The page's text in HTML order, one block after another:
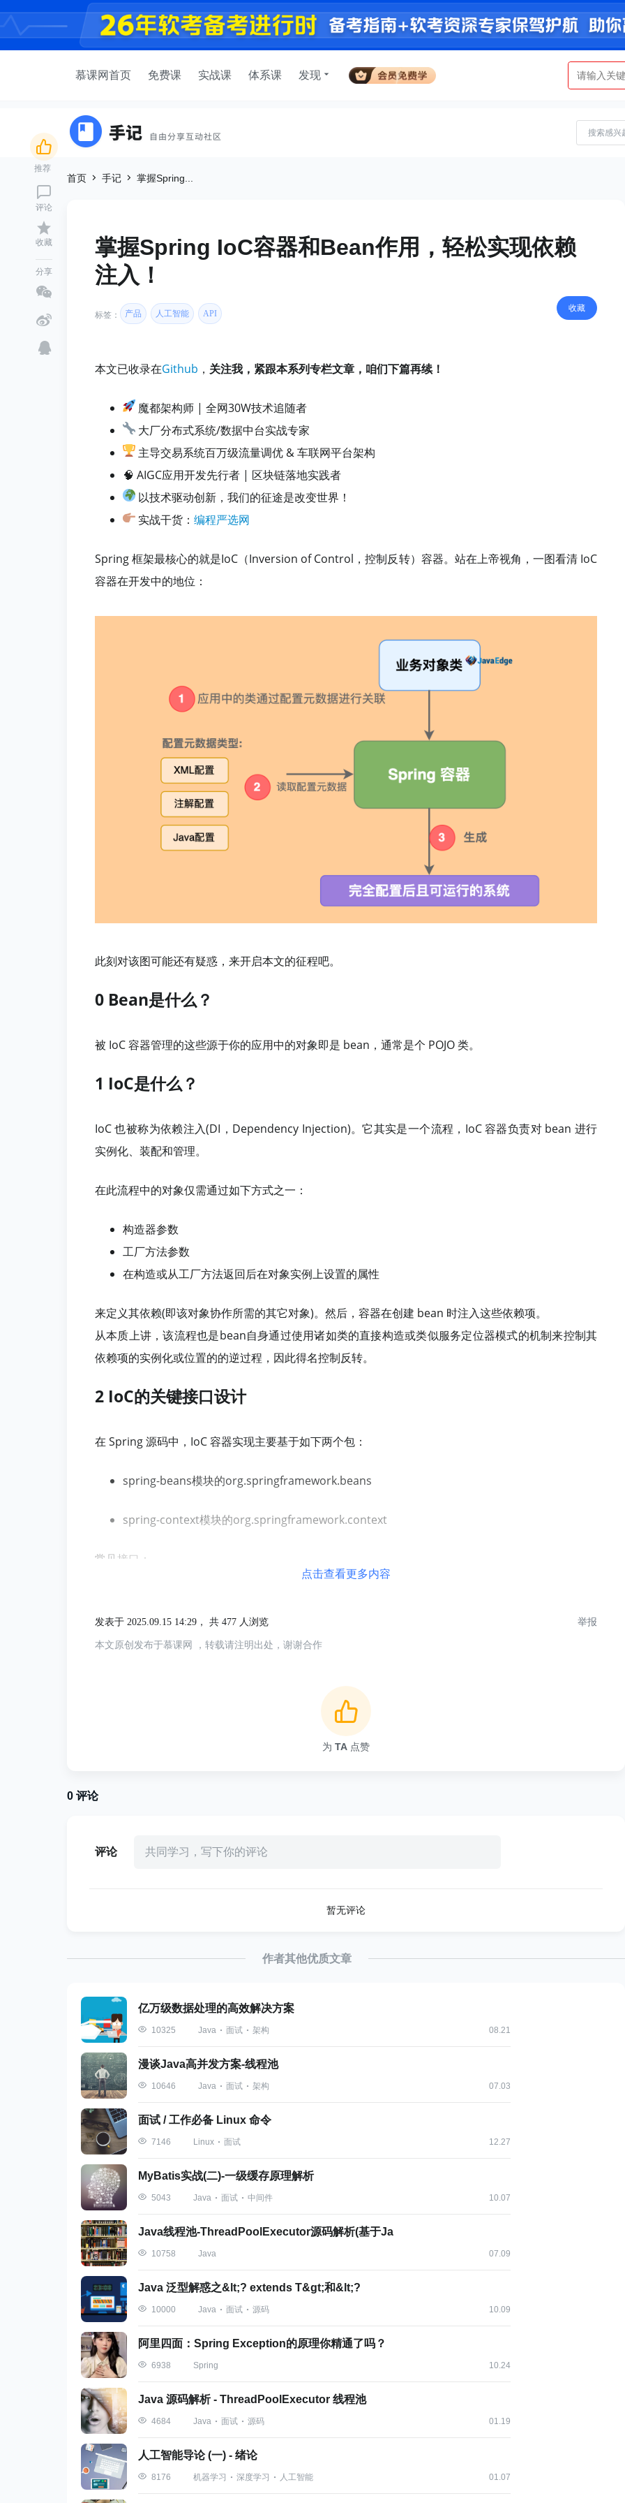
慕课网首页 免费课 实战课 体系课 发现
首页 手记 掌握Spring...
推荐
评论
收藏
分享
掌握Spring IoC容器和Bean作用，轻松实现依赖
注入！
标签： 产品 人工智能 API
收藏
本文已收录在Github ， 关注我，紧跟本系列专栏文章，咱们下篇再续！
魔都架构师 | 全网30W技术追随者
大厂分布式系统/数据中台实战专家
主导交易系统百万级流量调优 & 车联网平台架构
🧠 AIGC应用开发先行者 | 区块链落地实践者
以技术驱动创新，我们的征途是改变世界！
实战干货： 编程严选网
Spring 框架最核心的就是IoC（Inversion of Control，控制反转）容器。站在上帝视角，一图看清 IoC
容器在开发中的地位：
此刻对该图可能还有疑惑，来开启本文的征程吧。
0 Bean是什么？
被 IoC 容器管理的这些源于你的应用中的对象即是 bean，通常是个 POJO 类。
1 IoC是什么？
IoC 也被称为依赖注入(DI，Dependency Injection)。它其实是一个流程，IoC 容器负责对 bean 进行
实例化、装配和管理。
在此流程中的对象仅需通过如下方式之一：
构造器参数
工厂方法参数
在构造或从工厂方法返回后在对象实例上设置的属性
来定义其依赖(即该对象协作所需的其它对象)。然后，容器在创建 bean 时注入这些依赖项。
从本质上讲，该流程也是bean自身通过使用诸如类的直接构造或类似服务定位器模式的机制来控制其
依赖项的实例化或位置的的逆过程，因此得名控制反转。
2 IoC的关键接口设计
在 Spring 源码中，IoC 容器实现主要基于如下两个包：
spring-beans模块的org.springframework.beans
spring-context模块的org.springframework.context
常见接口：
2.1 BeanFactory
提供了配置框架和基本功能。别看它其貌不扬，实则是种高级的配置机制，能够管理任意类型的对象。
2.2 ApplicationContext
BeanFactory 的子接口，基于父接口添加一些方便企业应用开发功能：
更方便集成 AOP
国际化处理
事件发布
web使用的
WebApp licationContext
该接口可算得上是 BeanFactory 的一个较为完整的超集，因此我们常说的Spring容器也就是它。
现在，让我们再看看首图中的配置元数据的作用。
3 配置元数据（configuration metadata）
点击查看更多内容
发表于 2025.09.15 14:29， 共 477 人浏览
本文原创发布于慕课网 ，转载请注明出处，谢谢合作
举报
为 TA 点赞
0 评论
评论 共同学习，写下你的评论
暂无评论
作者其他优质文章
亿万级数据处理的高效解决方案
10325 Java 面试 架构 08.21
漫谈Java高并发方案-线程池
10646 Java 面试 架构 07.03
面试 / 工作必备 Linux 命令
7146 Linux 面试 12.27
MyBatis实战(二)-一级缓存原理解析
5043 Java 面试 中间件 10.07
Java线程池-ThreadPoolExecutor源码解析(基于Ja
10758 Java 07.09
Java 泛型解惑之&lt;? extends T&gt;和&lt;?
10000 Java 面试 源码 10.09
阿里四面：Spring Exception的原理你精通了吗？
6938 Spring 10.24
Java 源码解析 - ThreadPoolExecutor 线程池
4684 Java 面试 源码 01.19
人工智能导论 (一) - 绪论
8176 机器学习 深度学习 人工智能 01.07